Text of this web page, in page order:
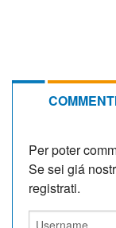
Per poter
Se sei giá
registrati.